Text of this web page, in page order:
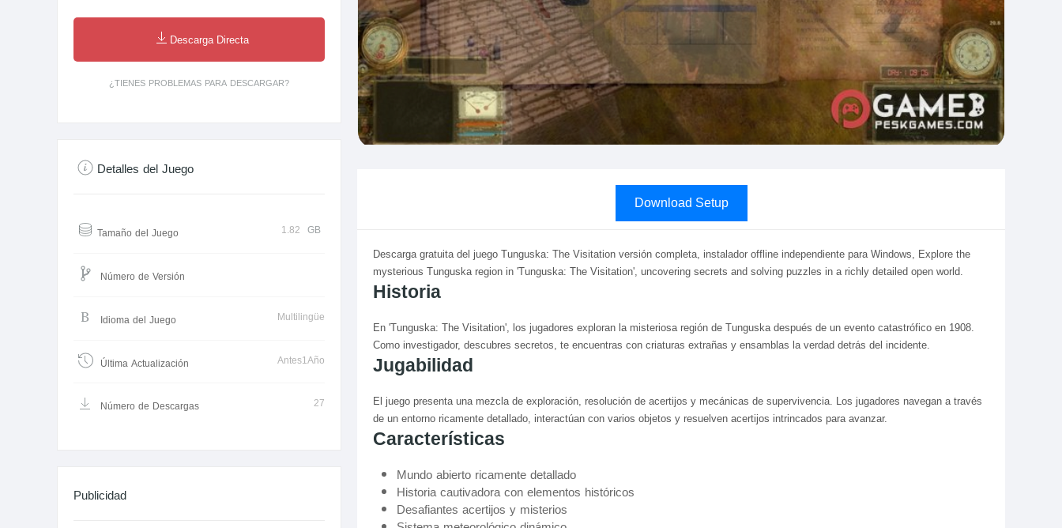
Download Setup
Descarga gratuita del juego Tunguska: The Visitation versión completa, instalador offline independiente para Windows, Explore the
mysterious Tunguska region in 'Tunguska: The Visitation', uncovering secrets and solving puzzles in a richly detailed open world.
Historia
En 'Tunguska: The Visitation', los jugadores exploran la misteriosa región de Tunguska después de un evento catastrófico en 1908.
Como investigador, descubres secretos, te encuentras con criaturas extrañas y ensamblas la verdad detrás del incidente.
Jugabilidad
El juego presenta una mezcla de exploración, resolución de acertijos y mecánicas de supervivencia. Los jugadores navegan a través
de un entorno ricamente detallado, interactúan con varios objetos y resuelven acertijos intrincados para avanzar.
Características
Mundo abierto ricamente detallado
Historia cautivadora con elementos históricos
Desafiantes acertijos y misterios
Descarga Directa
¿TIENES PROBLEMAS PARA DESCARGAR?
Detalles del Juego
Tamaño del Juego 1.82 GB
Número de Versión
Idioma del Juego Multilingüe
Última Actualización Antes1Año
Número de Descargas 27
Publicidad